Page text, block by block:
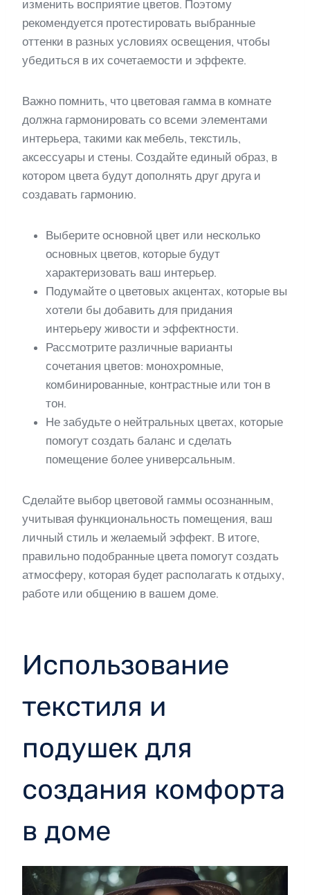
изменить восприятие цветов. Поэтому
рекомендуется протестировать выбранные
оттенки в разных условиях освещения, чтобы
убедиться в их сочетаемости и эффекте.
Важно помнить, что цветовая гамма в комнате
должна гармонировать со всеми элементами
интерьера, такими как мебель, текстиль,
аксессуары и стены. Создайте единый образ, в
котором цвета будут дополнять друг друга и
создавать гармонию.
Выберите основной цвет или несколько
основных цветов, которые будут
характеризовать ваш интерьер.
Подумайте о цветовых акцентах, которые вы
хотели бы добавить для придания
интерьеру живости и эффектности.
Рассмотрите различные варианты
сочетания цветов: монохромные,
комбинированные, контрастные или тон в
тон.
Не забудьте о нейтральных цветах, которые
помогут создать баланс и сделать
помещение более универсальным.
Сделайте выбор цветовой гаммы осознанным,
учитывая функциональность помещения, ваш
личный стиль и желаемый эффект. В итоге,
правильно подобранные цвета помогут создать
атмосферу, которая будет располагать к отдыху,
работе или общению в вашем доме.
Использование
текстиля и
подушек для
создания комфорта
в доме